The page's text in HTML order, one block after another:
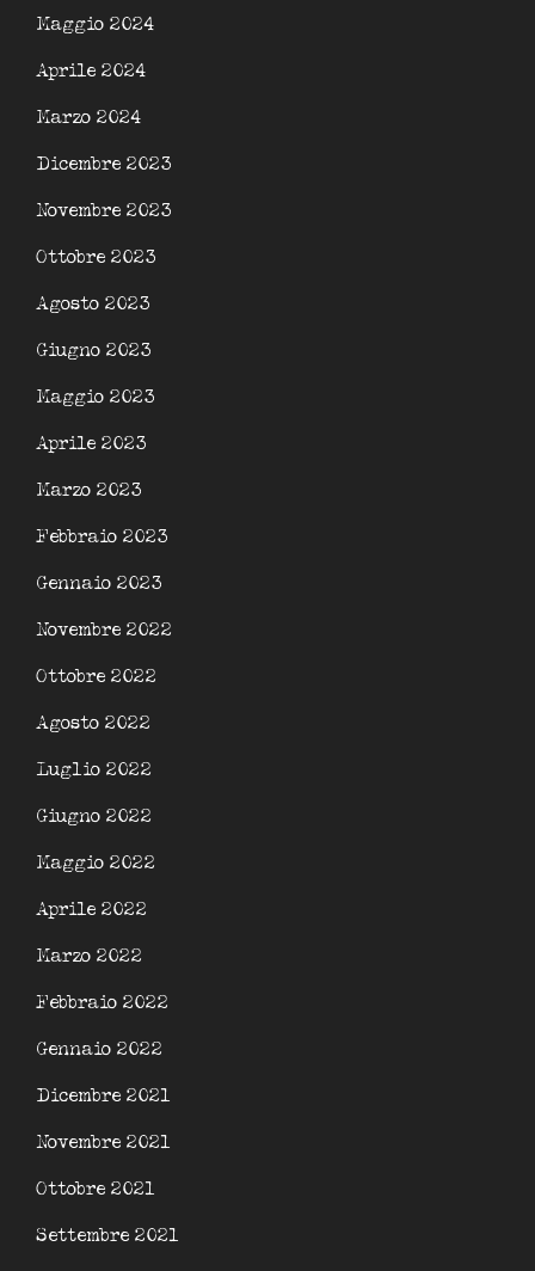
Maggio 2024
Aprile 2024
Marzo 2024
Dicembre 2023
Novembre 2023
Ottobre 2023
Agosto 2023
Giugno 2023
Maggio 2023
Aprile 2023
Marzo 2023
Febbraio 2023
Gennaio 2023
Novembre 2022
Ottobre 2022
Agosto 2022
Luglio 2022
Giugno 2022
Maggio 2022
Aprile 2022
Marzo 2022
Febbraio 2022
Gennaio 2022
Dicembre 2021
Novembre 2021
Ottobre 2021
Settembre 2021